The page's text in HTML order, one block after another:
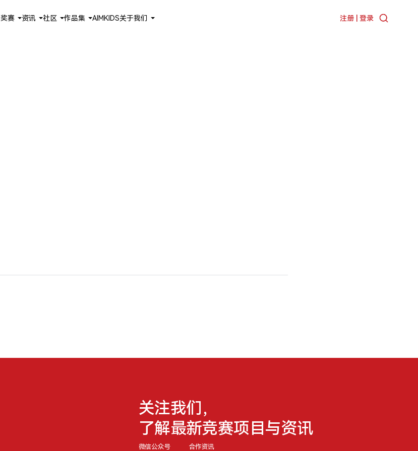
奖赛 资讯 社区 作品集 AIMKIDS关于我们 注册 | 登录
关注我们，
了解最新竞赛项目与资讯
微信公众号 合作资讯